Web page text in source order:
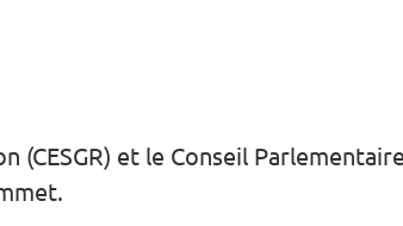
(CESGR) et le Conseil